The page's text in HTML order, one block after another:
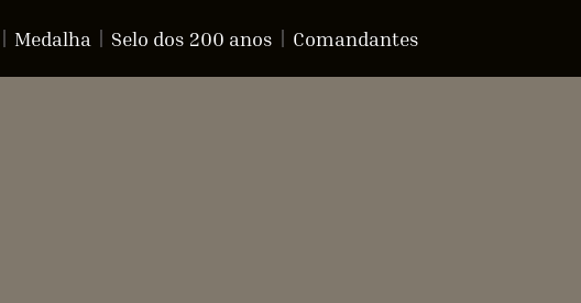
Medalha Selo dos 200 anos Comandantes